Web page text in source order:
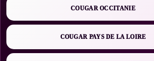
COUGAR OCCITANIE
COUGAR PAYS DE LA LOIRE